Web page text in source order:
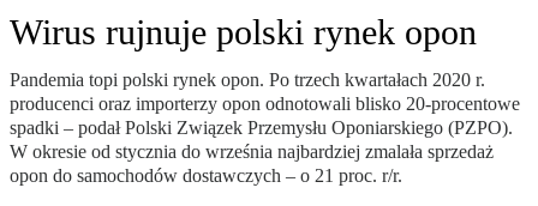
Wirus rujnuje polski rynek opon
Pandemia topi polski rynek opon. Po trzech kwartałach 2020 r.
producenci oraz importerzy opon odnotowali blisko 20-procentowe
spadki – podał Polski Związek Przemysłu Oponiarskiego (PZPO).
W okresie od stycznia do września najbardziej zmalała sprzedaż
opon do samochodów dostawczych – o 21 proc. r/r.